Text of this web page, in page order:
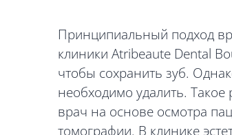
Принципиальный подход
клиники Atribeaute Dental
чтобы сохранить зуб.
необходимо удалить.
врач на основе осмотра
томографии. В клинике